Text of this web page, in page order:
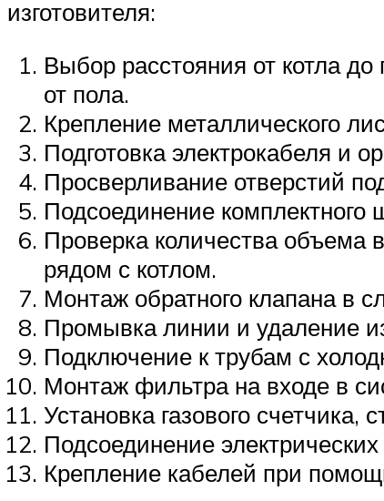
изготовителя:
Выбор расстояния от котла
от пола.
Крепление металлического
Подготовка электрокабеля и
Просверливание отверстий
Подсоединение комплектного
Проверка количества объема
рядом с котлом.
Монтаж обратного клапана в
Промывка линии и удаление
Подключение к трубам с
Монтаж фильтра на входе в
Установка газового счетчика,
Подсоединение
Крепление кабелей при